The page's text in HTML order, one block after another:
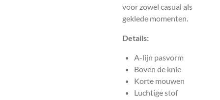
voor zowel casual als
geklede momenten.
Details:
A-lijn pasvorm
Boven de knie
Korte mouwen
Luchtige stof